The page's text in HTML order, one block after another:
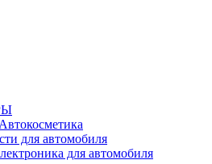
для автомобиля
для автомобиля